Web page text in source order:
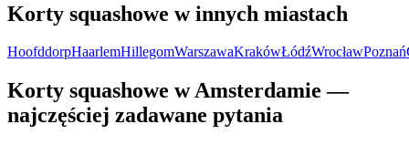
Korty squashowe w innych miastach
HoofddorpHaarlemHillegomWarszawaKrakówŁódźWrocławPoznań
Korty squashowe w Amsterdamie —
najczęściej zadawane pytania